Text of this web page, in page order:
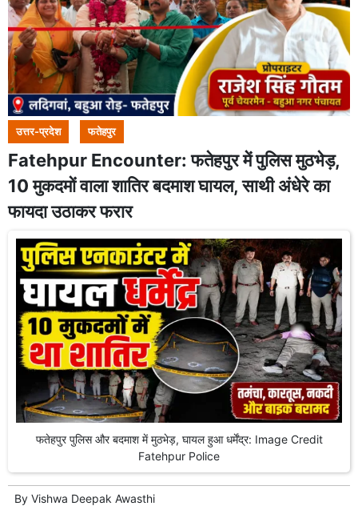
उत्तर-प्रदेश फतेहपुर
Fatehpur Encounter: फतेहपुर में पुलिस मुठभेड़,
10 मुकदमों वाला शातिर बदमाश घायल, साथी अंधेरे का
फायदा उठाकर फरार
फतेहपुर पुलिस और बदमाश में मुठभेड़, घायल हुआ धर्मेंद्र: Image Credit
Fatehpur Police
By Vishwa Deepak Awasthi